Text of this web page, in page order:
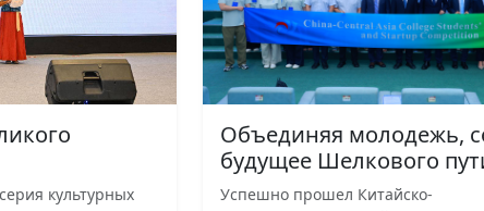
культурных
Объединяя молодежь,
будущее Шелкового
Успешно прошел Китайско-